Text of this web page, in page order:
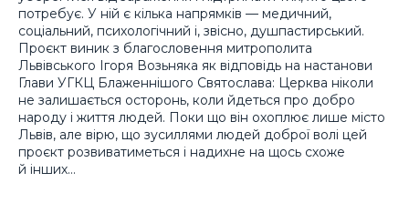
потребує. У ній є кілька напрямків — медичний,
соціальний, психологічний і, звісно, душпастирський.
Проєкт виник з благословення митрополита
Львівського Ігоря Возьняка як відповідь на настанови
Глави УГКЦ Блаженнішого Святослава: Церква ніколи
не залишається осторонь, коли йдеться про добро
народу і життя людей. Поки що він охоплює лише місто
Львів, але вірю, що зусиллями людей доброї волі цей
проєкт розвиватиметься і надихне на щось схоже
й інших…